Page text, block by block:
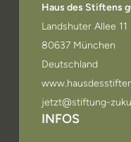
Haus des Stiftens
Landshuter Allee 11
80637 München
Deutschland
jetzt@stiftung-
INFOS